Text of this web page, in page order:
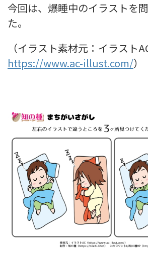
今回は、爆睡中のイラストを
た。
（イラスト素材元：イラスト
https://www.ac-illust.com/）